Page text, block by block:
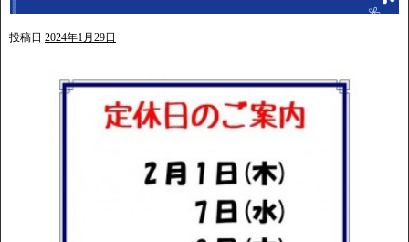
投稿日 2024年1月29日